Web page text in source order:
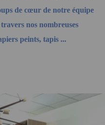
de cœur de notre équipe
nos nombreuses
peints, tapis ...